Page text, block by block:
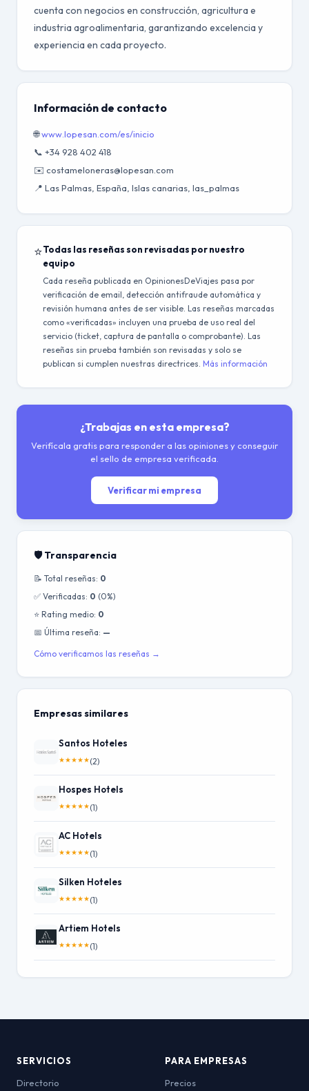
cuenta con negocios en construcción, agricultura e
industria agroalimentaria, garantizando excelencia y
experiencia en cada proyecto.
Información de contacto
🌐www.lopesan.com/es/inicio
📞 +34 928 402 418
✉️ costameloneras@lopesan.com
📍 Las Palmas, España, Islas canarias, las_palmas
⭐Todas las reseñas son revisadas por nuestro
equipo
Cada reseña publicada en OpinionesDeViajes pasa por
verificación de email, detección antifraude automática y
revisión humana antes de ser visible. Las reseñas marcadas
como «verificadas» incluyen una prueba de uso real del
servicio (ticket, captura de pantalla o comprobante). Las
reseñas sin prueba también son revisadas y solo se
publican si cumplen nuestras directrices. Más información
¿Trabajas en esta empresa?
Verifícala gratis para responder a las opiniones y conseguir
el sello de empresa verificada.
Verificar mi empresa
🛡️ Transparencia
📝 Total reseñas: 0
✅ Verificadas: 0 (0%)
⭐ Rating medio: 0
📅 Última reseña: —
Cómo verificamos las reseñas →
Empresas similares
Santos Hoteles
★★★★★(2)
Hospes Hotels
★★★★★(1)
AC Hotels
★★★★★(1)
Silken Hoteles
★★★★★(1)
Artiem Hotels
★★★★★(1)
SERVICIOS
Directorio
PARA EMPRESAS
Precios